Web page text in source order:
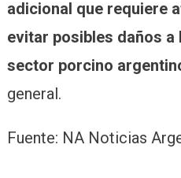
adicional que requiere
evitar posibles daños a
sector porcino
general.
Fuente: NA Noticias